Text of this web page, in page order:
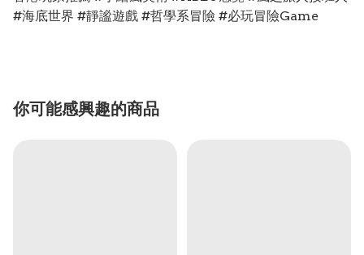
#海底世界 #靜謐遊戲 #哲學系冒險 #必玩冒險Game
你可能感興趣的商品